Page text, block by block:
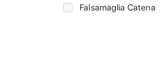
Falsamaglia Catena